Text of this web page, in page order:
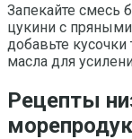
Запекайте смесь
цукини с
добавьте
масла для
Рецепты